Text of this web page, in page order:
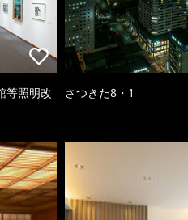
等照明改
さつきた8・1